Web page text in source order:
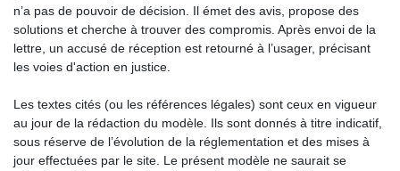
n’a pas de pouvoir de décision. Il émet des avis, propose des
solutions et cherche à trouver des compromis. Après envoi de la
lettre, un accusé de réception est retourné à l’usager, précisant
les voies d'action en justice.
Les textes cités (ou les références légales) sont ceux en vigueur
au jour de la rédaction du modèle. Ils sont donnés à titre indicatif,
sous réserve de l’évolution de la réglementation et des mises à
jour effectuées par le site. Le présent modèle ne saurait se